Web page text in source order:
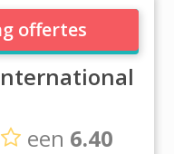
LLC
een 6.40
offertes